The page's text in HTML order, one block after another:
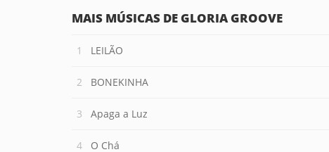
MAIS MÚSICAS DE GLORIA GROOVE
LEILÃO
BONEKINHA
Apaga a Luz
O Chá